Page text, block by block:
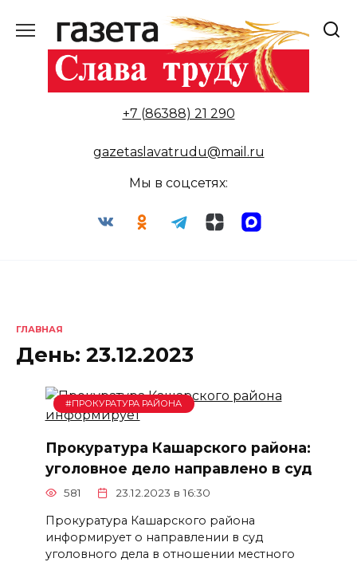
содержанию
+7 (86388) 21 290
gazetaslavatrudu@mail.ru
Мы в соцсетях:
ГЛАВНАЯ
День: 23.12.2023
#ПРОКУРАТУРА РАЙОНА
Прокуратура Кашарского района:
уголовное дело направлено в суд
581 23.12.2023 в 16:30
Прокуратура Кашарского района
информирует о направлении в суд
уголовного дела в отношении местного